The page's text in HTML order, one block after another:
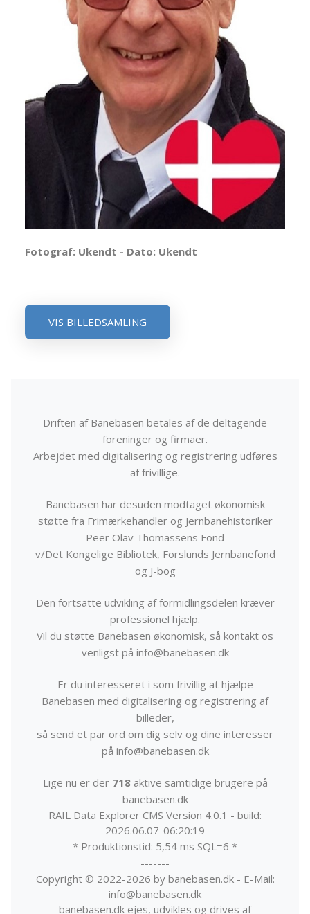
Fotograf: Ukendt - Dato: Ukendt
VIS BILLEDSAMLING
Driften af Banebasen betales af de deltagende
foreninger og firmaer.
Arbejdet med digitalisering og registrering udføres
af frivillige.
Banebasen har desuden modtaget økonomisk
støtte fra Frimærkehandler og Jernbanehistoriker
Peer Olav Thomassens Fond
v/Det Kongelige Bibliotek, Forslunds Jernbanefond
og J-bog
Den fortsatte udvikling af formidlingsdelen kræver
professionel hjælp.
Vil du støtte Banebasen økonomisk, så kontakt os
venligst på info@banebasen.dk
Er du interesseret i som frivillig at hjælpe
Banebasen med digitalisering og registrering af
billeder,
så send et par ord om dig selv og dine interesser
på info@banebasen.dk
Lige nu er der 718aktive samtidige brugere på
banebasen.dk
RAIL Data Explorer CMS Version 4.0.1 - build:
2026.06.07-06:20:19
* Produktionstid: 5,54 ms SQL=6 *
-------
Copyright © 2022-2026 by banebasen.dk - E-Mail:
info@banebasen.dk
banebasen.dk ejes, udvikles og drives af